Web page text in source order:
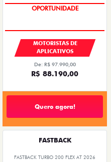
OPORTUNIDADE
MOTORISTAS DE
APLICATIVOS
De: R$ 97.990,00
R$ 88.190,00
Quero agora!
FASTBACK
FASTBACK TURBO 200 FLEX AT 2026